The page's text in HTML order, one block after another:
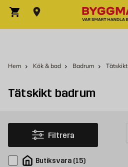
Varukorg
Hem Kök & bad Badrum
Tätskikt badrum
Filtrera
Butiksvara (15)